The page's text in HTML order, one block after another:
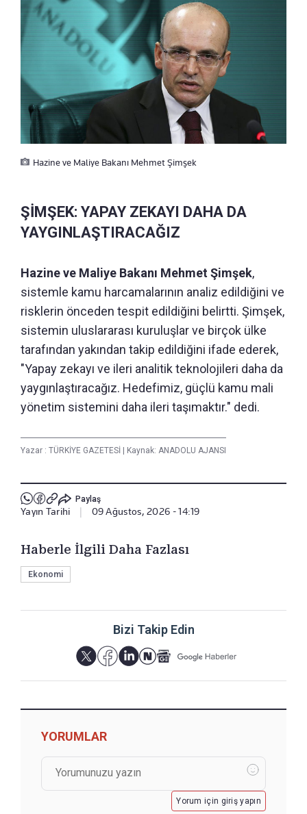
Hazine ve Maliye Bakanı Mehmet Şimşek
ŞİMŞEK: YAPAY ZEKAYI DAHA DA
YAYGINLAŞTIRACAĞIZ
Hazine ve Maliye Bakanı Mehmet Şimşek,
sistemle kamu harcamalarının analiz edildiğini ve
risklerin önceden tespit edildiğini belirtti. Şimşek,
sistemin uluslararası kuruluşlar ve birçok ülke
tarafından yakından takip edildiğini ifade ederek,
"Yapay zekayı ve ileri analitik teknolojileri daha da
yaygınlaştıracağız. Hedefimiz, güçlü kamu mali
yönetim sistemini daha ileri taşımaktır." dedi.
Yazar : TÜRKİYE GAZETESİ Kaynak: ANADOLU AJANSI
Paylaş
Yayın Tarihi 09 Ağustos, 2026 - 14:19
Haberle İlgili Daha Fazlası
Ekonomi
Bizi Takip Edin
YORUMLAR
Yorum için giriş yapın